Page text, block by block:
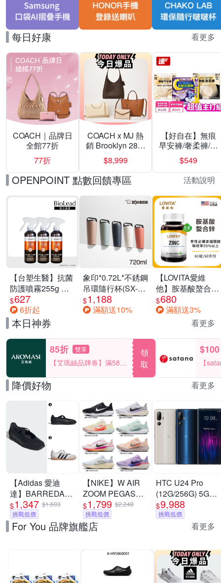
每日好康 看更多
COACH｜品牌日
全館77折
77折
COACH x MJ 熱
銷 Brooklyn 28／
兩用／斜背包均
一價-多款可選
$8,999
【好自在】無痕
早安褲/奢柔褲/熊
抱安睡褲 超值組
任選一組 -生理
褲/衛生棉褲(無痕
褲18片、安睡褲
24片)
$549
OPENPOINT 點數回饋專區 活動說明
【台塑生醫】抗菌
防護噴霧255g 三
入組
$627
6折起
象印*0.72L*不銹鋼
吊環隨行杯(SX-
LA72H)
$1,188
滿額送10%
【LOVITA愛維
他】胺基酸螯合鋅
x2瓶30mg素食錠
(鋅錠)
$680
滿額送3%
本日神券 看更多
85折 雙享
【艾瑪絲品牌券】滿580
領
取
$100
【
降價好物 看更多
【Adidas 愛迪
達】BARREDA
MARY JANE 休閒
鞋 運動鞋 女 A-
HP3519 B-
$1,347 $1,603
挑戰低價
【NIKE】W AIR
ZOOM PEGASUS
41 慢跑鞋 休閒鞋
運動鞋 走路鞋 日
常穿搭 低筒 男女
$1,799 $2,248
挑戰低價
HTC U24 Pro
(12G/256G) 5G
6.8吋智慧型手機
$9,988
挑戰低價
For You 品牌旗艦店 看更多